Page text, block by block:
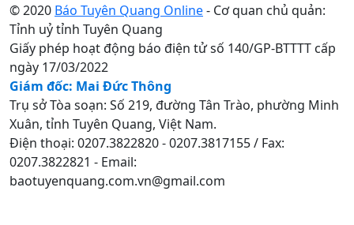
© 2020 Báo Tuyên Quang Online- Cơ quan chủ quản:
Tỉnh uỷ tỉnh Tuyên Quang
Giấy phép hoạt động báo điện tử số 140/GP-BTTTT cấp
ngày 17/03/2022
Giám đốc: Mai Đức Thông
Trụ sở Tòa soạn: Số 219, đường Tân Trào, phường Minh
Xuân, tỉnh Tuyên Quang, Việt Nam.
Điện thoại: 0207.3822820 - 0207.3817155 / Fax:
0207.3822821 - Email:
baotuyenquang.com.vn@gmail.com